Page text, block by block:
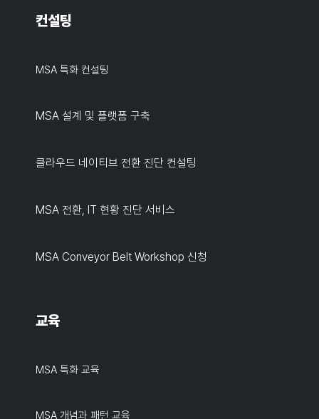
컨설팅
MSA 특화 컨설팅
MSA 설계 및 플랫폼 구축
클라우드 네이티브 전환 진단 컨설팅
MSA 전환, IT 현황 진단 서비스
MSA Conveyor Belt Workshop 신청
교육
MSA 특화 교육
MSA 개념과 패턴 교육